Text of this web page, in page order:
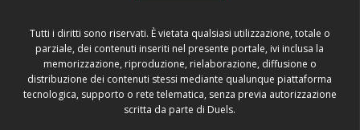
Tutti i diritti sono riservati. È vietata qualsiasi utilizzazione, totale o
parziale, dei contenuti inseriti nel presente portale, ivi inclusa la
memorizzazione, riproduzione, rielaborazione, diffusione o
distribuzione dei contenuti stessi mediante qualunque piattaforma
tecnologica, supporto o rete telematica, senza previa autorizzazione
scritta da parte di Duels.